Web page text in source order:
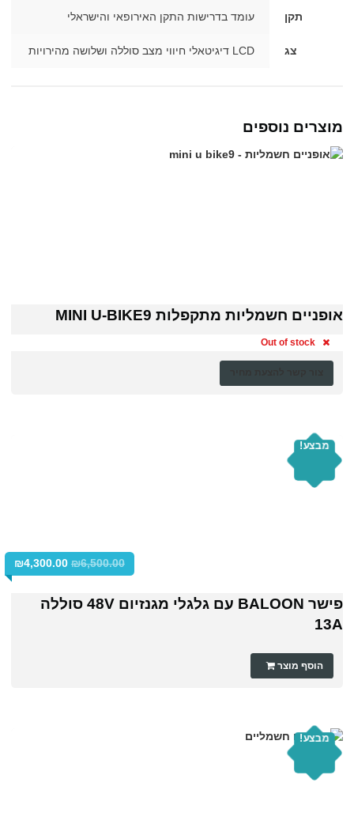
תקן עומד בדרישות התקן האירופאי והישראלי
צג LCD דיגיטאלי חיווי מצב סוללה ושלושה מהירויות
מוצרים נוספים
אופניים חשמליות מתקפלות MINI U-BIKE9
Out of stock
מבצע!
₪6,500.00
₪4,300.00
פישר BALOON עם גלגלי מגנזיום 48V סוללה
13A
הוסף מוצר
מבצע!